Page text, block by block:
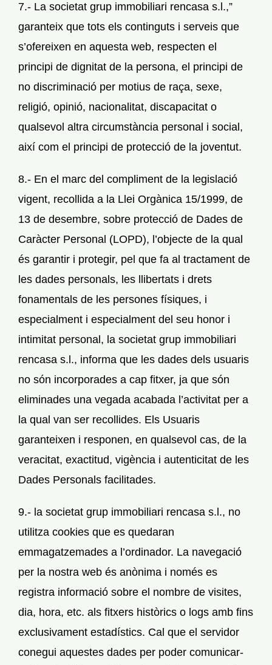
7.- La societat grup immobiliari rencasa s.l.,”
garanteix que tots els continguts i serveis que
s’ofereixen en aquesta web, respecten el
principi de dignitat de la persona, el principi de
no discriminació per motius de raça, sexe,
religió, opinió, nacionalitat, discapacitat o
qualsevol altra circumstància personal i social,
així com el principi de protecció de la joventut.
8.- En el marc del compliment de la legislació
vigent, recollida a la Llei Orgànica 15/1999, de
13 de desembre, sobre protecció de Dades de
Caràcter Personal (LOPD), l’objecte de la qual
és garantir i protegir, pel que fa al tractament de
les dades personals, les llibertats i drets
fonamentals de les persones físiques, i
especialment i especialment del seu honor i
intimitat personal, la societat grup immobiliari
rencasa s.l., informa que les dades dels usuaris
no són incorporades a cap fitxer, ja que són
eliminades una vegada acabada l’activitat per a
la qual van ser recollides. Els Usuaris
garanteixen i responen, en qualsevol cas, de la
veracitat, exactitud, vigència i autenticitat de les
Dades Personals facilitades.
9.- la societat grup immobiliari rencasa s.l., no
utilitza cookies que es quedaran
emmagatzemades a l’ordinador. La navegació
per la nostra web és anònima i només es
registra informació sobre el nombre de visites,
dia, hora, etc. als fitxers històrics o logs amb fins
exclusivament estadístics. Cal que el servidor
conegui aquestes dades per poder comunicar-